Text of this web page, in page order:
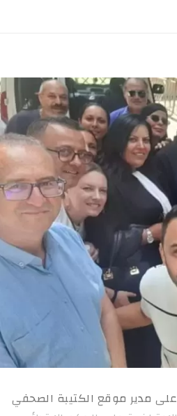
اليوم الخميس الإبقاء على مدير موقع الكتيبة الصحفي